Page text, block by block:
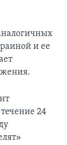
и ее
24